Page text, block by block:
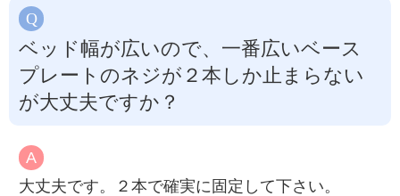
ベッド幅が広いので、一番広いベース
プレートのネジが２本しか止まらない
が大丈夫ですか？
大丈夫です。２本で確実に固定して下さい。